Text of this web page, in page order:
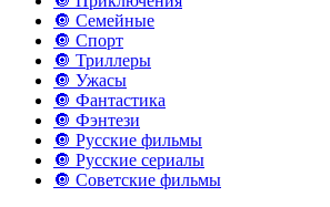
🔘 Семейные
🔘 Спорт
🔘 Триллеры
🔘 Ужасы
🔘 Фантастика
🔘 Фэнтези
🔘 Русские фильмы
🔘 Русские сериалы
🔘 Советские фильмы